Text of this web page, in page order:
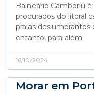
Balneário Camboriú
procurados do litoral
praias deslumbrantes
entanto, para além
16/10/2024
Morar em